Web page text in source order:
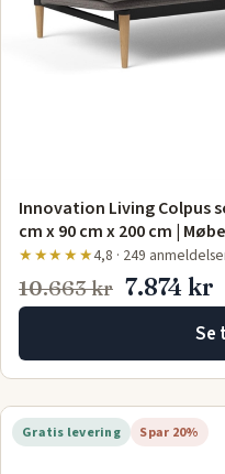
Innovation Living Colpus
cm x 90 cm x 200 cm |
★★★★★4,8 · 249
10.663 kr 7.874 kr
Se
Gratis levering Spar 20%